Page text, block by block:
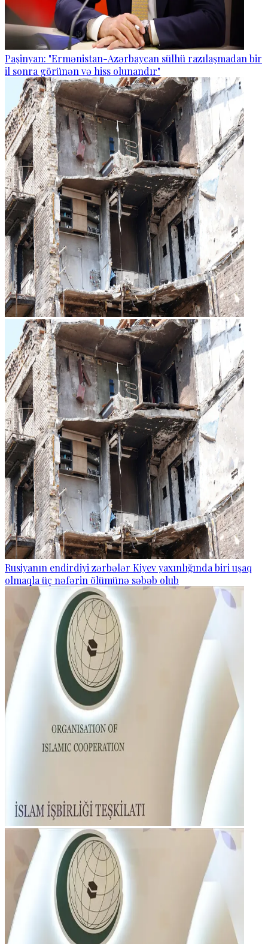
Paşinyan: "Ermənistan-Azərbaycan sülhü razılaşmadan bir
il sonra görünən və hiss olunandır"
Rusiyanın endirdiyi zərbələr Kiyev yaxınlığında biri uşaq
olmaqla üç nəfərin ölümünə səbəb olub